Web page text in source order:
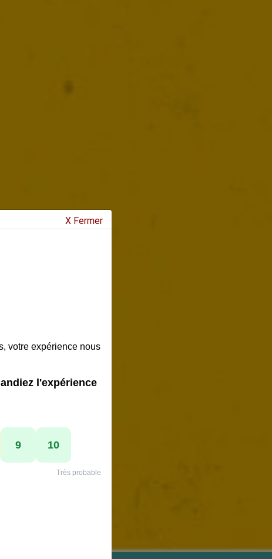
X Fermer